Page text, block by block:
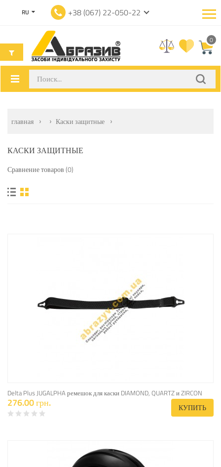
RU +38 (067) 22-050-22
0
главная Каски защитные
КАСКИ ЗАЩИТНЫЕ
Сравнение товаров (0)
Delta Plus JUGALPHA ремешок для каски DIAMOND, QUARTZ и ZIRCON
276.00 грн. КУПИТЬ